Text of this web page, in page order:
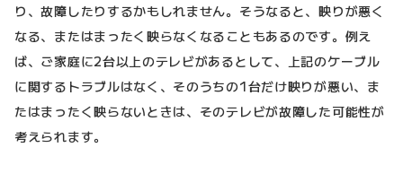
り、故障したりするかもしれません。そうなると、映りが悪く
なる、またはまったく映らなくなることもあるのです。例え
ば、ご家庭に2台以上のテレビがあるとして、上記のケーブル
に関するトラブルはなく、そのうちの1台だけ映りが悪い、ま
たはまったく映らないときは、そのテレビが故障した可能性が
考えられます。